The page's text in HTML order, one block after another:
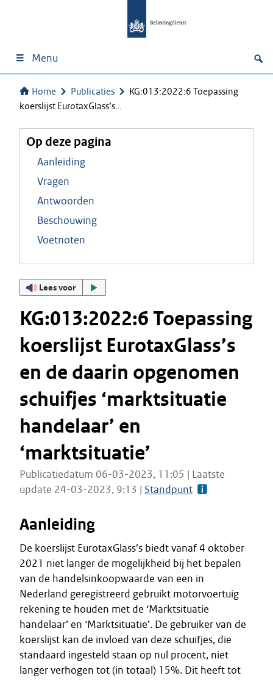
Menu
Home Publicaties
KG:013:2022:6 Toepassing
koerslijst EurotaxGlass’s…
Op deze pagina
Aanleiding
Vragen
Antwoorden
Beschouwing
Voetnoten
Lees voor
KG:013:2022:6 Toepassing
koerslijst EurotaxGlass’s
en de daarin opgenomen
schuifjes ‘marktsituatie
handelaar’ en
‘marktsituatie’
Publicatiedatum 06-03-2023, 11:05 | Laatste
update 24-03-2023, 9:13 | Standpunt
Aanleiding
De koerslijst EurotaxGlass’s biedt vanaf 4 oktober
2021 niet langer de mogelijkheid bij het bepalen
van de handelsinkoopwaarde van een in
Nederland geregistreerd gebruikt motorvoertuig
rekening te houden met de ‘Marktsituatie
handelaar’ en ‘Marktsituatie’. De gebruiker van de
koerslijst kan de invloed van deze schuifjes, die
standaard ingesteld staan op nul procent, niet
langer verhogen tot (in totaal) 15%. Dit heeft tot